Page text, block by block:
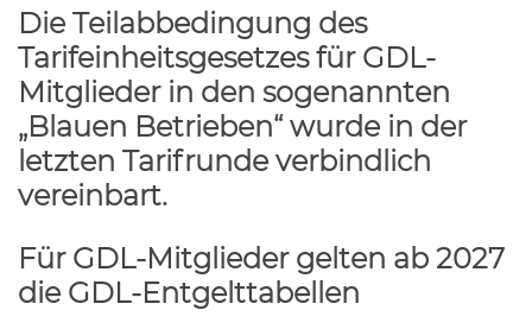
Die Teilabbedingung des
Tarifeinheitsgesetzes für GDL-
Mitglieder in den sogenannten
„Blauen Betrieben“ wurde in der
letzten Tarifrunde verbindlich
vereinbart.
Für GDL-Mitglieder gelten ab 2027
die GDL-Entgelttabellen